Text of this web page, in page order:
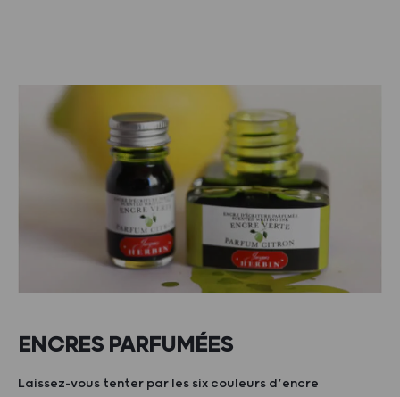
ENCRES PARFUMÉES
Laissez-vous tenter par les six couleurs d’encre